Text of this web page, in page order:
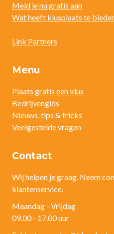
Meld je nu gratis aan
Wat heeft klusplaats te
Link Partners
Menu
Plaats gratis een klus
Bedrijvengids
Nieuws, tips & tricks
Veelgestelde vragen
Contact
Wij helpen je graag. Neem
klantenservice.
Maandag - Vrijdag
09.00 - 17.00 uur